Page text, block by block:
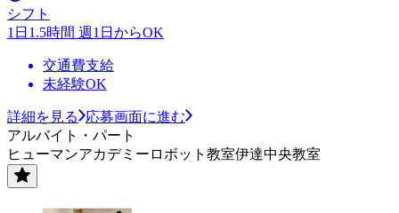
シフト
1日1.5時間 週1日からOK
交通費支給
未経験OK
詳細を見る
応募画面に進む
アルバイト・パート
ヒューマンアカデミーロボット教室伊達中央教室